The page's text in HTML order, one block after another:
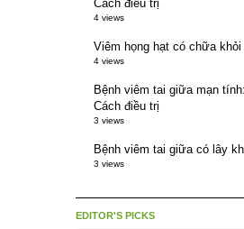
Cách điều trị
4 views
Viêm họng hạt có chữa
4 views
Bệnh viêm tai giữa mạn
Cách điều trị
3 views
Bệnh viêm tai giữa có lây
3 views
EDITOR'S PICKS